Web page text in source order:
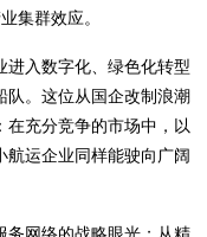
集群效应。
入数字化、绿色化转型
队。这位从国企改制浪潮
充分竞争的市场中，以
运企业同样能驶向广阔
务网络的战略眼光；从精